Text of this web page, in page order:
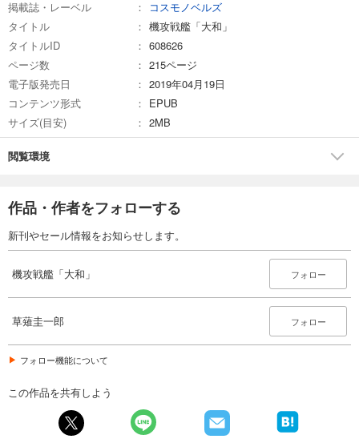
掲載誌・レーベル
コスモノベルズ
タイトル
機攻戦艦「大和」
タイトルID
608626
ページ数
215ページ
電子版発売日
2019年04月19日
コンテンツ形式
EPUB
サイズ(目安)
2MB
閲覧環境
作品・作者をフォローする
新刊やセール情報をお知らせします。
機攻戦艦「大和」 フォロー
草薙圭一郎 フォロー
フォロー機能について
この作品を共有しよう